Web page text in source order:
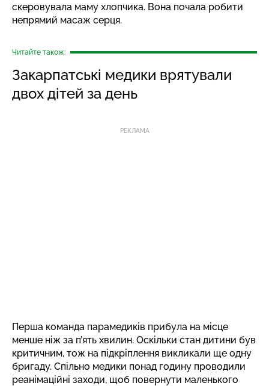
скеровувала маму хлопчика. Вона почала робити
непрямий масаж серця.
Читайте також:
Закарпатські медики врятували
двох дітей за день
РЕКЛАМА
Перша команда парамедиків прибула на місце
менше ніж за п’ять хвилин. Оскільки стан дитини був
критичним, тож на підкріплення викликали ще одну
бригаду. Спільно медики понад годину проводили
реанімаційні заходи, щоб повернути маленького